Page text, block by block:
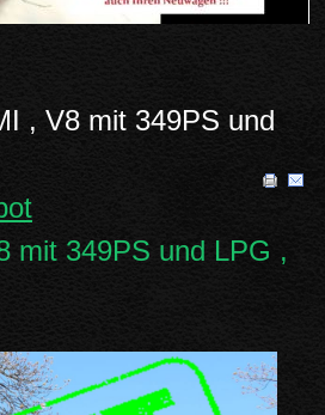
, V8 mit 349PS und
mit 349PS und LPG ,